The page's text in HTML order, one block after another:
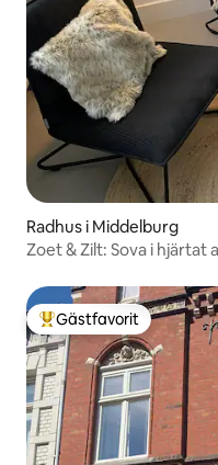
Radhus i Middelburg
Zoet & Zilt: Sova i hjärtat
Populär gästfavorit
Gästfavorit